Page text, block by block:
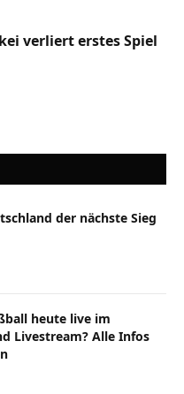
verliert erstes Spiel
der nächste Sieg
heute live im
Livestream? Alle Infos